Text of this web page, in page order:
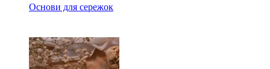
Основи для сережок